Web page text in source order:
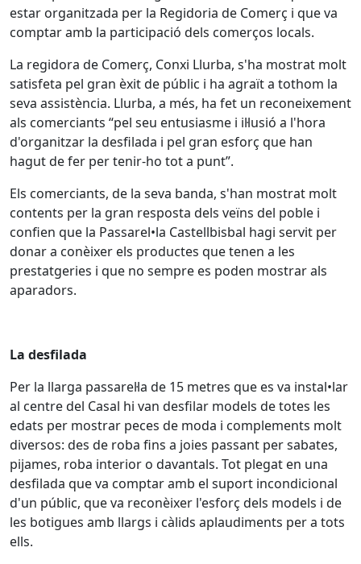
estar organitzada per la Regidoria de Comerç i que va
comptar amb la participació dels comerços locals.
La regidora de Comerç, Conxi Llurba, s'ha mostrat molt
satisfeta pel gran èxit de públic i ha agraït a tothom la
seva assistència. Llurba, a més, ha fet un reconeixement
als comerciants “pel seu entusiasme i il·lusió a l'hora
d'organitzar la desfilada i pel gran esforç que han
hagut de fer per tenir-ho tot a punt”.
Els comerciants, de la seva banda, s'han mostrat molt
contents per la gran resposta dels veïns del poble i
confien que la Passarel•la Castellbisbal hagi servit per
donar a conèixer els productes que tenen a les
prestatgeries i que no sempre es poden mostrar als
aparadors.
La desfilada
Per la llarga passarel·la de 15 metres que es va instal•lar
al centre del Casal hi van desfilar models de totes les
edats per mostrar peces de moda i complements molt
diversos: des de roba fins a joies passant per sabates,
pijames, roba interior o davantals. Tot plegat en una
desfilada que va comptar amb el suport incondicional
d'un públic, que va reconèixer l'esforç dels models i de
les botigues amb llargs i càlids aplaudiments per a tots
ells.